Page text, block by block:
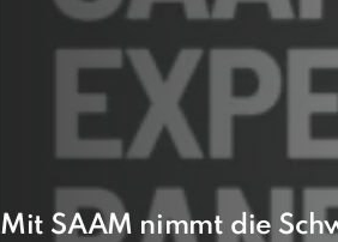
Mit SAAM nimmt die